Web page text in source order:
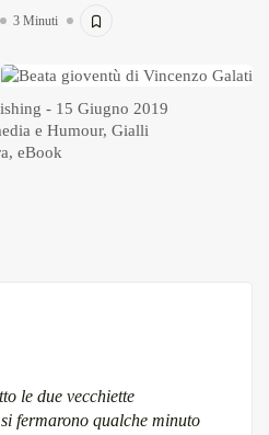
3 Minuti
- 15 Giugno 2019
e Humour, Gialli
, eBook
le due vecchiette
fermarono qualche minuto